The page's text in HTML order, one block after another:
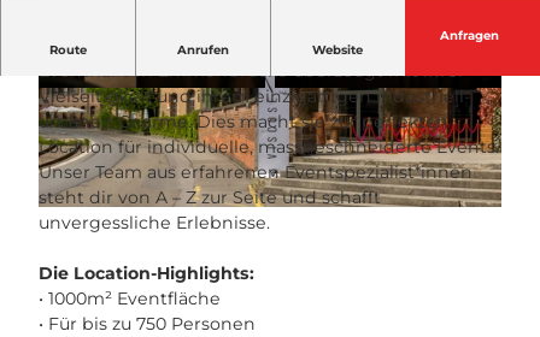
© arnet fotografik, Christoph Arnet | CC-BY-NC-ND
© NATALIA KANDULA | CC-BY-NC-ND © Natalia Kandula | CC-BY-NC-ND
Route Anrufen Website
Anfragen
Von Firmenevents bis Hochzeiten: Die Viscose
Eventhalle in Emmenbrücke überzeugt mit ihrer
Vielseitigkeit und ihrem einzigartigen industriell-
urbanen Charme. Dies macht sie zur perfekten
Location für individuelle, massgeschneiderte Events.
Unser Team aus erfahrenen Eventspezialist*innen
steht dir von A – Z zur Seite und schafft
unvergessliche Erlebnisse.
Die Location-Highlights:
• 1000m² Eventfläche
• Für bis zu 750 Personen